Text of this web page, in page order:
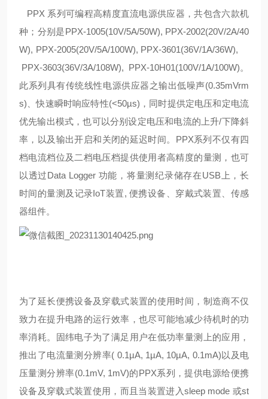
PPX 系列可编程高精度直流电源供应器，共包含六款机
种；分别是PPX-1005(10V/5A/50W), PPX-2002(20V/2A/40
W), PPX-2005(20V/5A/100W), PPX-3601(36V/1A/36W),
PPX-3603(36V/3A/108W), PPX-10H01(100V/1A/100W)。
此系列具有传统线性电源供应器之输出低噪声(0.35mVrm
s)、快速瞬时响应特性(<50µs)，同时提供定电压和定电流
优先输出模式，也可以分别设定电压和电流的上升/下降斜
率，以及输出开启和关闭的延迟时间。PPX系列不仅有四
档电流档位及二档电压档提供使用者高精度的量测，也可
以透过Data Logger 功能，将量测纪录储存在USB上，长
时间的量测及记录IoT装置, 便携设备、穿戴式装置、传感
器组件。
为了延长便携设备及穿载式装置的使用时间，制造商不仅
致力在提升电路的运行效率，也尽可能地减少待机时的功
率消耗。固纬电子为了满足用户在低功率量测上的应用，
推出了电流量测分辨率( 0.1µA, 1µA, 10µA, 0.1mA)以及电
压量测分辨率(0.1mV, 1mV)的PPX系列，提供电源给便携
设备及穿载式装置使用，而且当装置进入sleep mode 或st